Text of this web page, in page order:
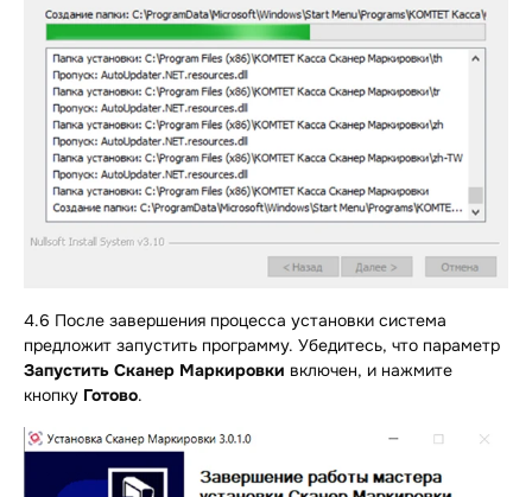
4.6 После завершения процесса установки система
предложит запустить программу. Убедитесь, что параметр
Запустить Сканер Маркировки включен, и нажмите
кнопку Готово.